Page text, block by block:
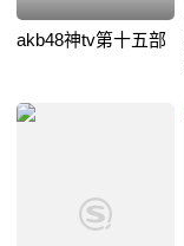
akb48神tv第十五部